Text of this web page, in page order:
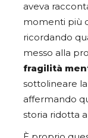
aveva
momenti più
ricordando
messo alla
fragilità
sottolineare la
affermando
storia ridotta